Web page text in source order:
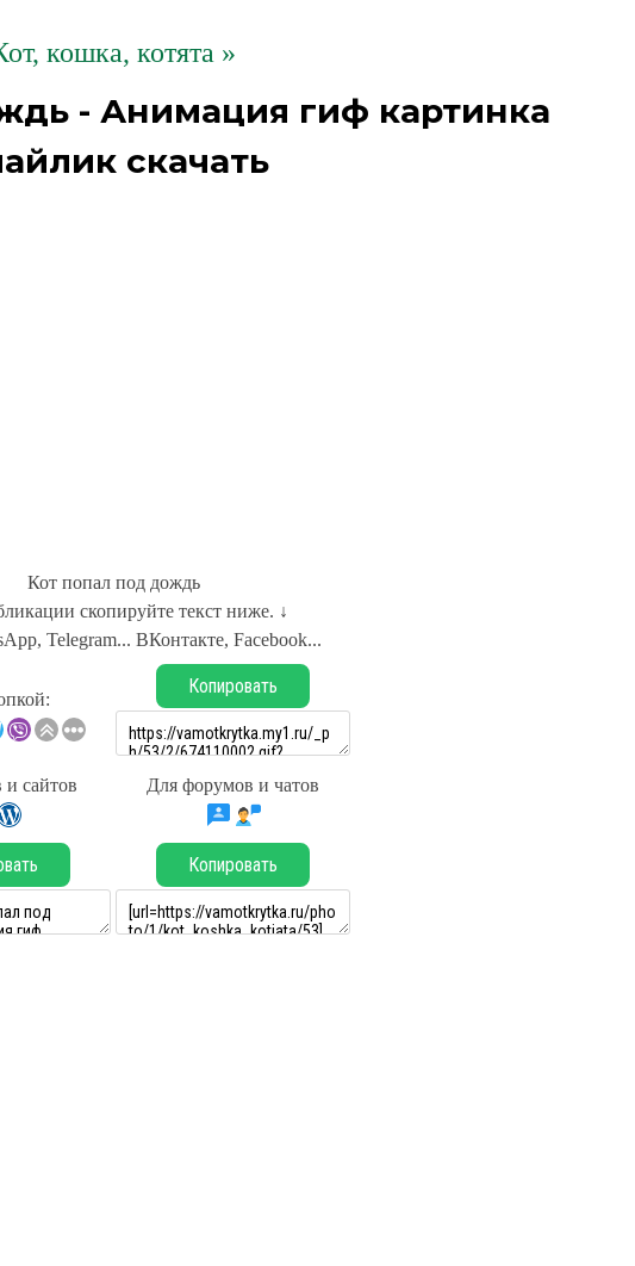
кошка, котята »
- Анимация гиф картинка
скачать
Кот попал под дождь
скопируйте текст ниже. ↓
Telegram... ВКонтакте, Facebook...
Копировать
и сайтов Для форумов и чатов
Копировать